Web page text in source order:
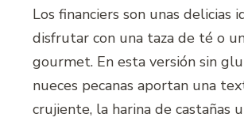
Los financiers son unas delicias
disfrutar con una taza de té o
gourmet. En esta versión sin
nueces pecanas aportan una
crujiente, la harina de castañas